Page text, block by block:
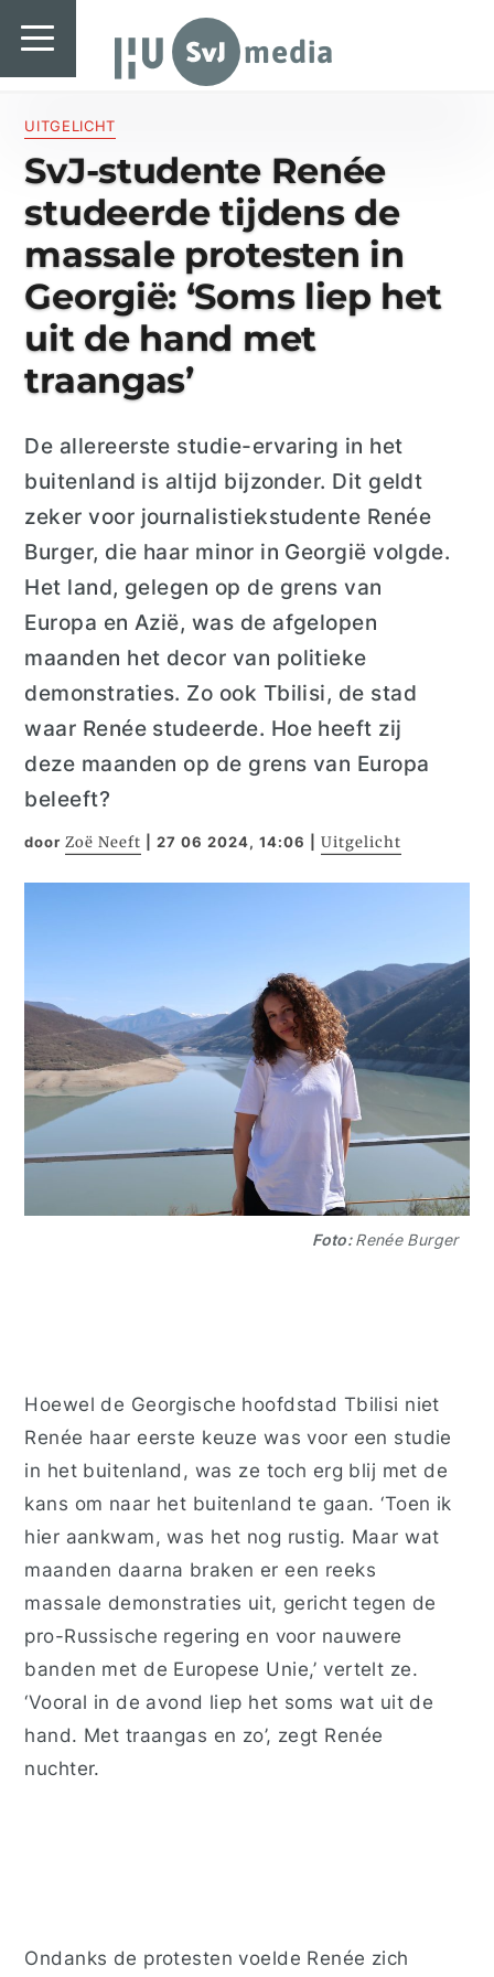
SvJ media
UITGELICHT
SvJ-studente Renée
studeerde tijdens de
massale protesten in
Georgië: ‘Soms liep het
uit de hand met
traangas’
De allereerste studie-ervaring in het
buitenland is altijd bijzonder. Dit geldt
zekervoor journalistiekstudente Renée
Burger, die haar minor in Georgiëvolgde.
Het land, gelegen op de grens van
Europa en Azië, was de afgelopen
maanden het decor van politieke
demonstraties. Zo ook Tbilisi, de stad
waar Renée studeerde. Hoe heeft zij
deze maanden op de grens van Europa
beleeft?
door Zoë Neeft |27 06 2024, 14:06 |Uitgelicht
Foto:Renée Burger
Hoewel de Georgische hoofdstad Tbilisi niet
Renée haar eerste keuze was voor een studie
in het buitenland, was ze toch erg blij met de
kans om naar het buitenland te gaan. ‘Toen ik
hier aankwam, was het nog rustig. Maar wat
maanden daarna braken er een reeks
massale demonstraties uit, gericht tegen de
pro-Russische regering en voor nauwere
banden met de Europese Unie,’ vertelt ze.
‘Vooral in de avond liep het soms wat uit de
hand. Met traangas en zo’, zegt Renée
nuchter.
Ondanks de protesten voelde Renée zich
SvJ media
Landelijk
Regionaal
Specials & International
In de praktijk
Freelancebureau
Introductiefestival